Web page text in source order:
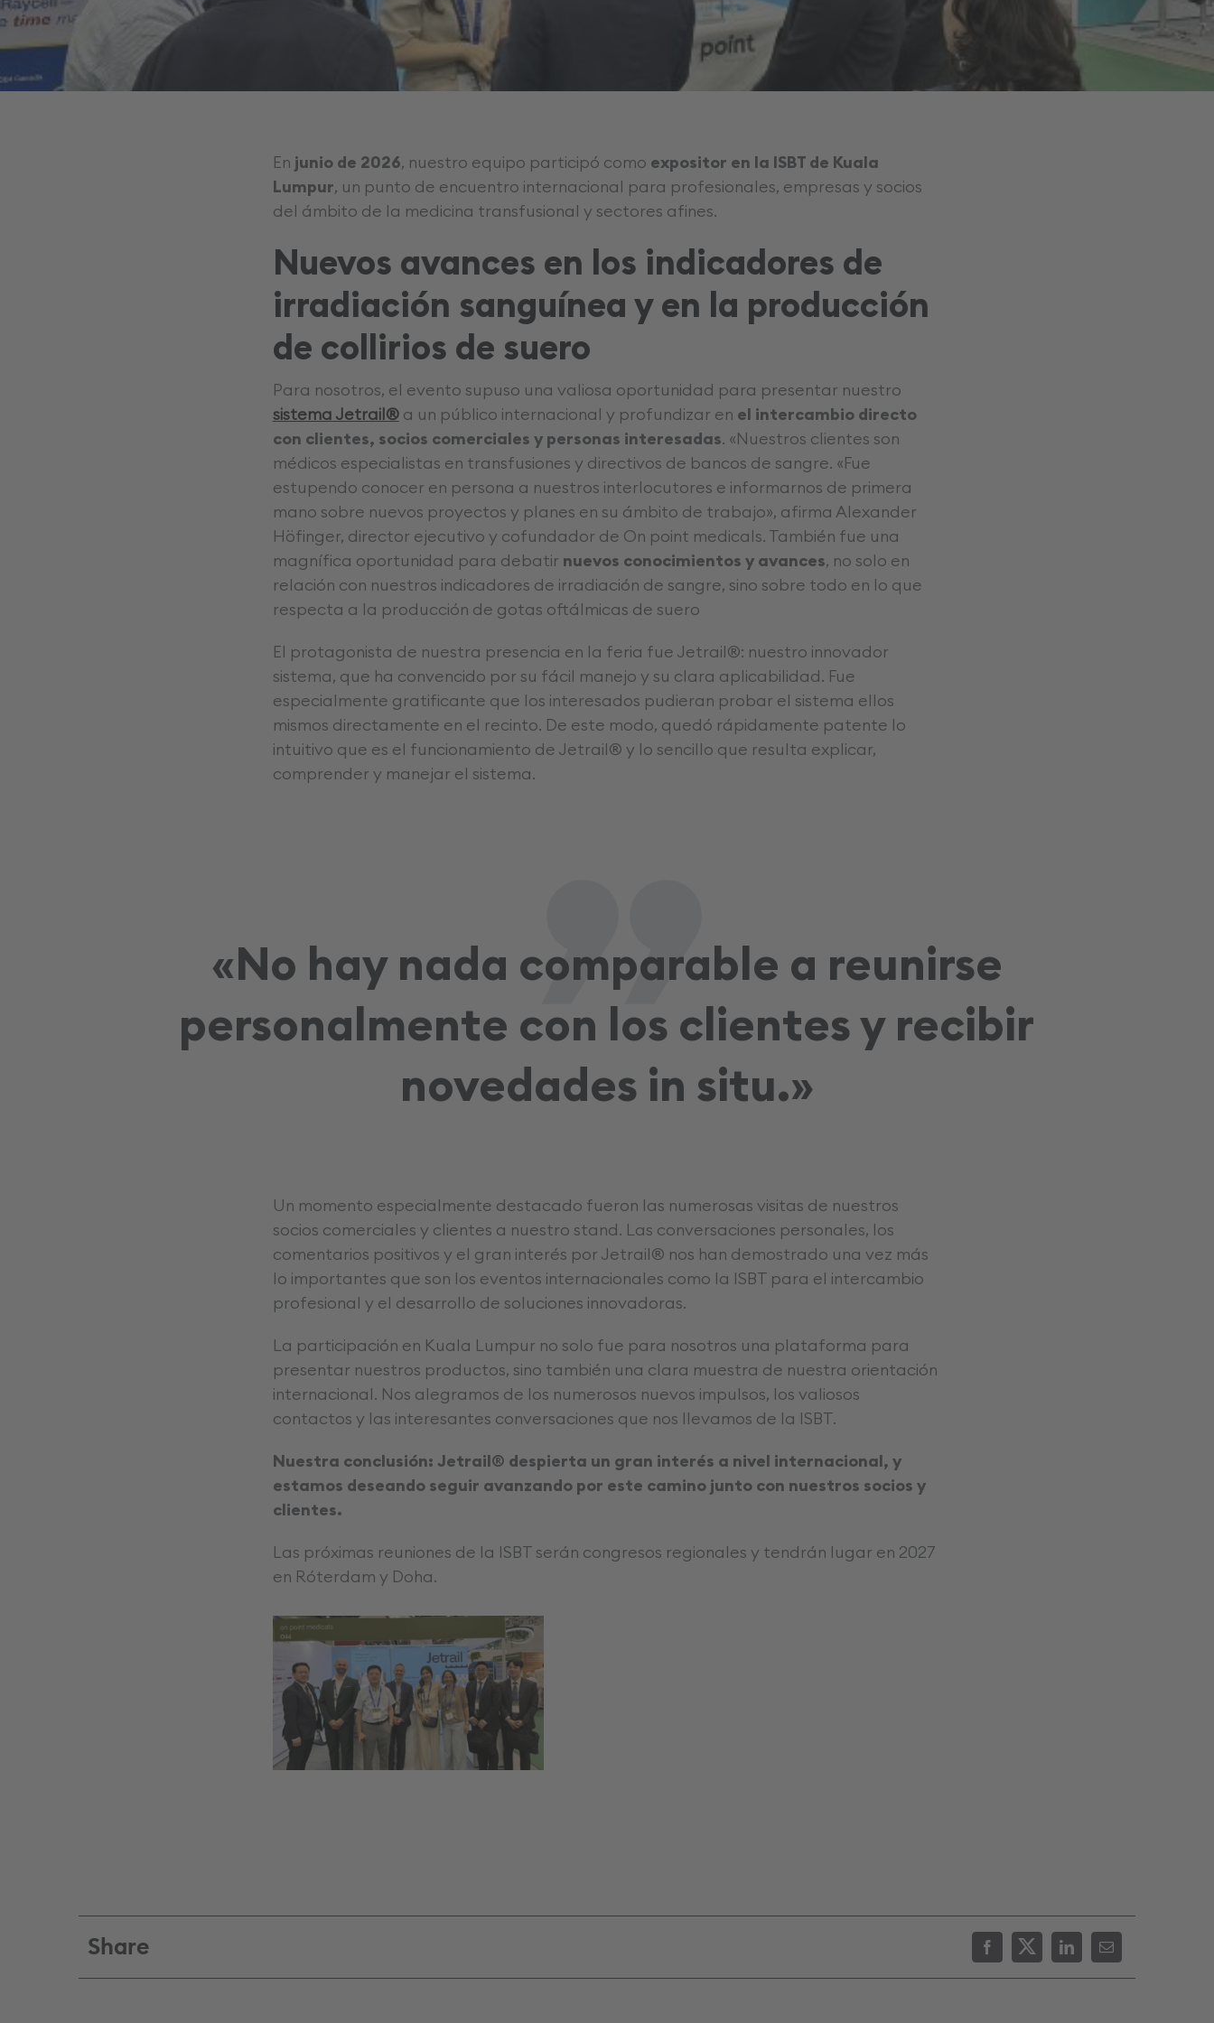
En junio de 2026, nuestro equipo participó como expositor en la ISBT de Kuala
Lumpur, un punto de encuentro internacional para profesionales, empresas y socios
del ámbito de la medicina transfusional y sectores afines.
Nuevos avances en los indicadores de
irradiación sanguínea y en la producción
de collirios de suero
Para nosotros, el evento supuso una valiosa oportunidad para presentar nuestro
sistema Jetrail®a un público internacional y profundizar en el intercambio directo
con clientes, socios comerciales y personas interesadas. «Nuestros clientes son
médicos especialistas en transfusiones y directivos de bancos de sangre. «Fue
estupendo conocer en persona a nuestros interlocutores e informarnos de primera
mano sobre nuevos proyectos y planes en su ámbito de trabajo», afirma Alexander
Höfinger, director ejecutivo y cofundador de On point medicals. También fue una
magnífica oportunidad para debatir nuevos conocimientos y avances, no solo en
relación con nuestros indicadores de irradiación de sangre, sino sobre todo en lo que
respecta a la producción de gotas oftálmicas de suero
El protagonista de nuestra presencia en la feria fue Jetrail®: nuestro innovador
sistema, que ha convencido por su fácil manejo y su clara aplicabilidad. Fue
especialmente gratificante que los interesados pudieran probar el sistema ellos
mismos directamente en el recinto. De este modo, quedó rápidamente patente lo
intuitivo que es el funcionamiento de Jetrail® y lo sencillo que resulta explicar,
comprender y manejar el sistema.
«No hay nada comparable a reunirse
personalmente con los clientes y recibir
novedades in situ.»
„
Un momento especialmente destacado fueron las numerosas visitas de nuestros
socios comerciales y clientes a nuestro stand. Las conversaciones personales, los
comentarios positivos y el gran interés por Jetrail® nos han demostrado una vez más
lo importantes que son los eventos internacionales como la ISBT para el intercambio
profesional y el desarrollo de soluciones innovadoras.
La participación en Kuala Lumpur no solo fue para nosotros una plataforma para
presentar nuestros productos, sino también una clara muestra de nuestra orientación
internacional. Nos alegramos de los numerosos nuevos impulsos, los valiosos
contactos y las interesantes conversaciones que nos llevamos de la ISBT.
Nuestra conclusión: Jetrail® despierta un gran interés a nivel internacional, y
estamos deseando seguir avanzando por este camino junto con nuestros socios y
clientes.
Las próximas reuniones de la ISBT serán congresos regionales y tendrán lugar en 2027
en Róterdam y Doha.
Share